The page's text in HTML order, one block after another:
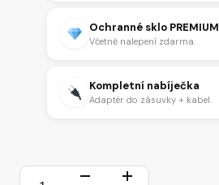
Ochranné sklo PREMIUM
Včetně nalepení zdarma.
Kompletní nabíječka
Adaptér do zásuvky + kabel.